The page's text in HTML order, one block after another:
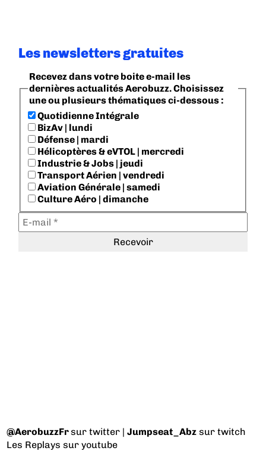
Les newsletters gratuites
Recevez dans votre boite e-mail les
dernières actualités Aerobuzz. Choisissez
une ou plusieurs thématiques ci-dessous :
Quotidienne Intégrale
BizAv | lundi
Défense | mardi
Hélicoptères & eVTOL | mercredi
Industrie & Jobs | jeudi
Transport Aérien | vendredi
Aviation Générale | samedi
Culture Aéro | dimanche
@AerobuzzFrsur twitter |Jumpseat_Abz sur twitch
Les Replays sur youtube